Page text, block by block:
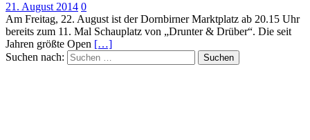
21. August 2014 0
Am Freitag, 22. August ist der Dornbirner Marktplatz ab 20.15 Uhr
bereits zum 11. Mal Schauplatz von „Drunter & Drüber“. Die seit
Jahren größte Open […]
Suchen nach: